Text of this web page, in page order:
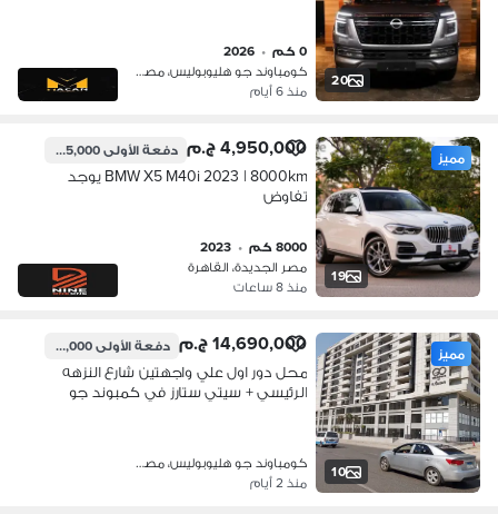
20
0 كم •
2026
كومباوند جو هليوبوليس، مصر الجديدة
منذ 6 أيام
19
مميز 4,950,000 ج.م دفعة الأولى495,000 ج.م
BMW X5 M40i 2023 | 8000km يوجد
تفاوض
8000 كم •
2023
مصر الجديدة، القاهرة
منذ 8 ساعات
10
مميز 14,690,000 ج.م دفعة الأولى1,469,000 ج.م
محل دور اول علي واجهتين شارع النزهه
الرئيسي + سيتي ستارز في كمبوند جو
كومباوند جو هليوبوليس، مصر الجديدة
منذ 2 أيام